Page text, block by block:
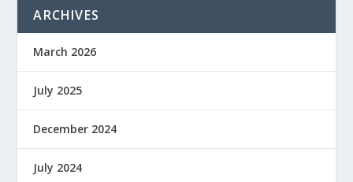
ARCHIVES
March 2026
July 2025
December 2024
July 2024